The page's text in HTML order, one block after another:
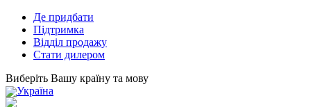
Де придбати
Підтримка
Відділ продажу
Стати дилером
Виберіть Вашу країну та мову
Україна